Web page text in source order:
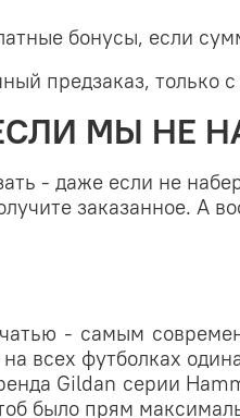
бонусы, если
предзаказ, только
МЫ НЕ
- даже если не
заказанное. А
- самым
всех футболках
Gildan серии
было прям